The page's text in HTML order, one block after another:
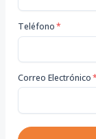
Teléfono*
Correo Electrónico